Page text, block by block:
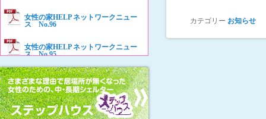
カテゴリー お知らせ
Women’s Shelter HELP News No80
Women’s Shelter HELP News No79
Women’s Shelter HELP News No78
Women’s Shelter HELP News No76
女性の家HELP ネットワークニュー
ス No.96
女性の家HELP ネットワークニュー
ス No.95
女性の家HELP ネットワークニュー
ス No.94
女性の家HELP ネットワークニュー
ス No.93